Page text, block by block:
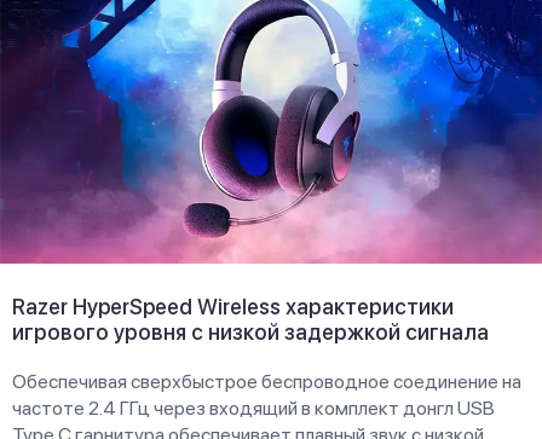
Razer HyperSpeed Wireless характеристики
игрового уровня с низкой задержкой сигнала
Обеспечивая сверхбыстрое беспроводное соединение на
частоте 2.4 ГГц через входящий в комплект донгл USB
Type C гарнитура обеспечивает плавный звук с низкой